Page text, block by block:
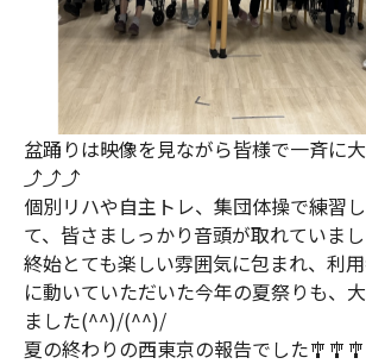
盆踊りは映像を見ながら皆様で一斉に
⤴⤴⤴
個別リハや自主トレ、集団体操で練習
て、皆さましっかり音頭が取れていま
終始とても楽しい雰囲気に包まれ、利
に動いていただいた今年の夏祭りも、
ました(^^)/(^^)/
夏の終わりの西東京の報告でした🎐🎐🎐